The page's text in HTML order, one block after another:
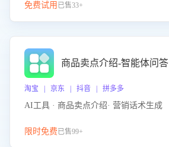
免费试用 已售33+
商品卖点介绍-智能体问答
淘宝 | 京东 | 抖音 | 拼多多
AI工具 · 商品卖点介绍· 营销话术生成
限时免费已售99+